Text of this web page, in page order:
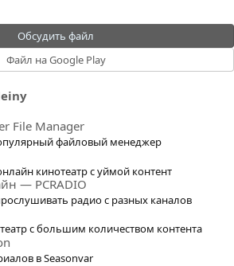
Обсудить файл
Файл на Google Play
File Manager
файловый менеджер
кинотеатр с уймой контент
— PCRADIO
радио с разных каналов
с большим количеством контента
в Seasonvar